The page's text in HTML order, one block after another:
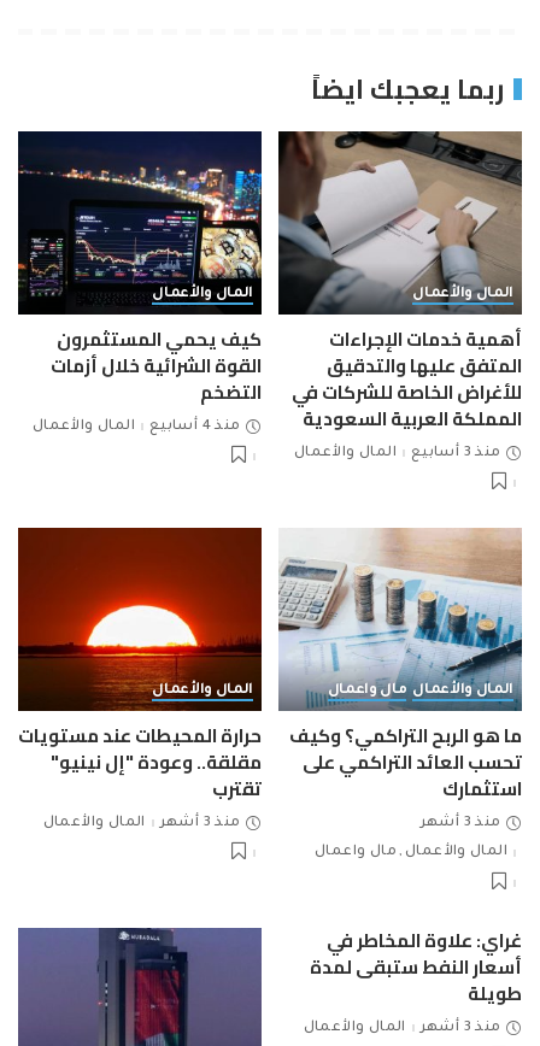
ربما يعجبك ايضاً
المال والأعمال
أهمية خدمات الإجراءات
المتفق عليها والتدقيق
للأغراض الخاصة للشركات في
المملكة العربية السعودية
منذ 3 أسابيع المال والأعمال
المال والأعمال
كيف يحمي المستثمرون
القوة الشرائية خلال أزمات
التضخم
منذ 4 أسابيع المال والأعمال
المال والأعمال مال واعمال
ما هو الربح التراكمي؟ وكيف
تحسب العائد التراكمي على
استثمارك
منذ 3 أشهر
المال والأعمال
مال واعمال
المال والأعمال
حرارة المحيطات عند مستويات
مقلقة.. وعودة "إل نينيو"
تقترب
منذ 3 أشهر المال والأعمال
غراي: علاوة المخاطر في
أسعار النفط ستبقى لمدة
طويلة
منذ 3 أشهر المال والأعمال